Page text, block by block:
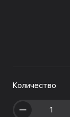
Количество